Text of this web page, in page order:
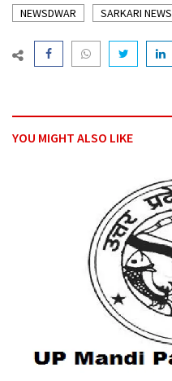
NEWSDWAR
SARKARI NEWS
YOU MIGHT ALSO LIKE